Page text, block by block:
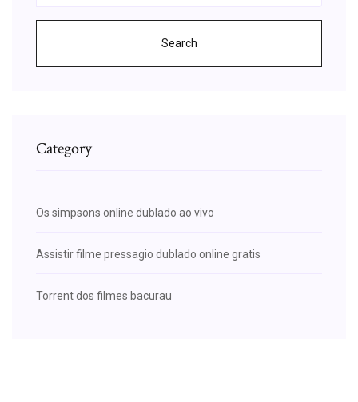
Search
Category
Os simpsons online dublado ao vivo
Assistir filme pressagio dublado online gratis
Torrent dos filmes bacurau